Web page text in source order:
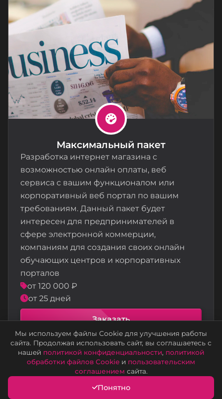
Максимальный пакет
Разработка интернет магазина с
возможностью онлайн оплаты, веб
сервиса с вашим функционалом или
корпоративный веб портал по вашим
требованиям. Данный пакет будет
интересен для предпринимателей в
сфере электронной коммерции,
компаниям для создания своих онлайн
обучающих центров и корпоративных
порталов
от 120 000 ₽
от 25 дней
Заказать
Мы используем файлы Cookie для улучшения работы
сайта. Продолжая использовать сайт, вы соглашаетесь с
нашей политикой конфиденциальности, политикой
обработки файлов Cookie и пользовательским
соглашением сайта.
Понятно